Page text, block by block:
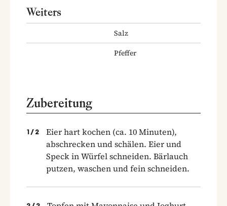
Weiters
Salz
Pfeffer
Zubereitung
1 / 2
Eier hart kochen (ca. 10 Minuten),
abschrecken und schälen. Eier und
Speck in Würfel schneiden. Bärlauch
putzen, waschen und fein schneiden.